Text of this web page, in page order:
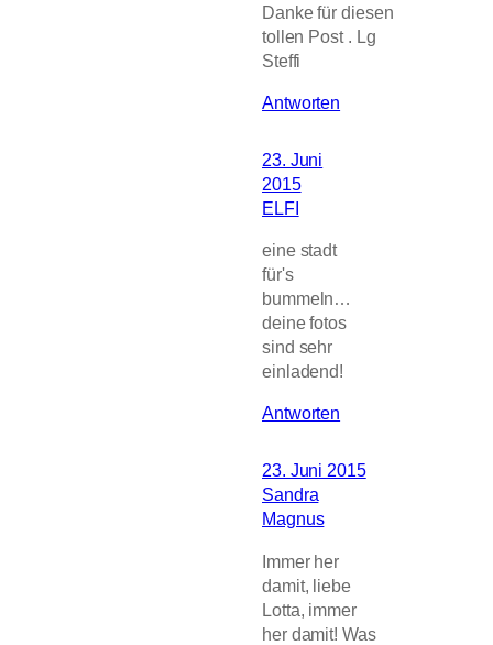
Danke für diesen
tollen Post . Lg
Steffi
Antworten
23. Juni
2015
ELFI
eine stadt
für's
bummeln…
deine fotos
sind sehr
einladend!
Antworten
23. Juni 2015
Sandra
Magnus
Immer her
damit, liebe
Lotta, immer
her damit! Was